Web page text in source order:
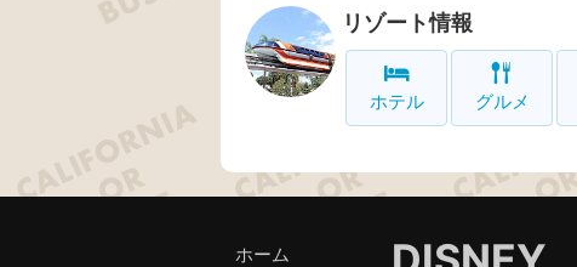
リゾート情報
ホテル グルメ
ホーム